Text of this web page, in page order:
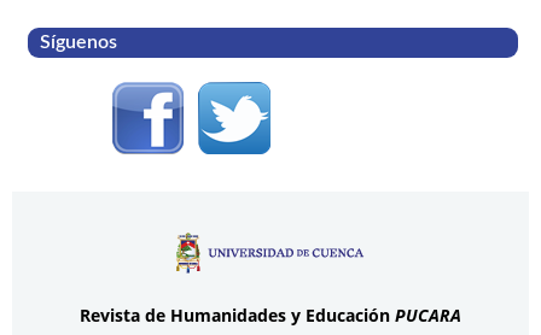
Síguenos
Revista de Humanidades y Educación PUCARA